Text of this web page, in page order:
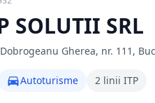
SOLUTII SRL
Gherea, nr. 111,
Autoturisme 2 linii ITP